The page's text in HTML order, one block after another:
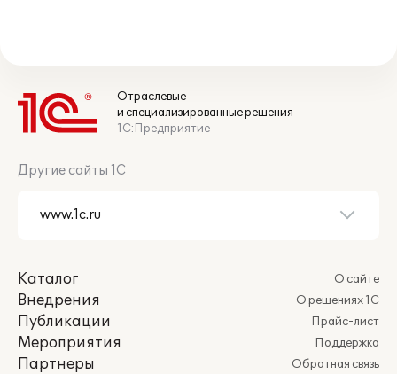
Отраслевые
и специализированные решения
1С:Предприятие
Другие сайты 1С
Каталог
Внедрения
Публикации
Мероприятия
Партнеры
О сайте
О решениях 1С
Прайс-лист
Поддержка
Обратная связь